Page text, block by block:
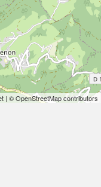
| © OpenStreetMap contributors